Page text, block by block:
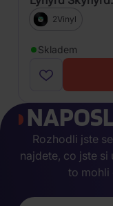
2Vinyl
Skladem
Rozhodli jste
najdete, co jste
to mohli